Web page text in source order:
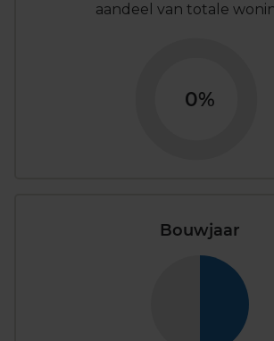
aandeel van totale
0%
Bouwjaar